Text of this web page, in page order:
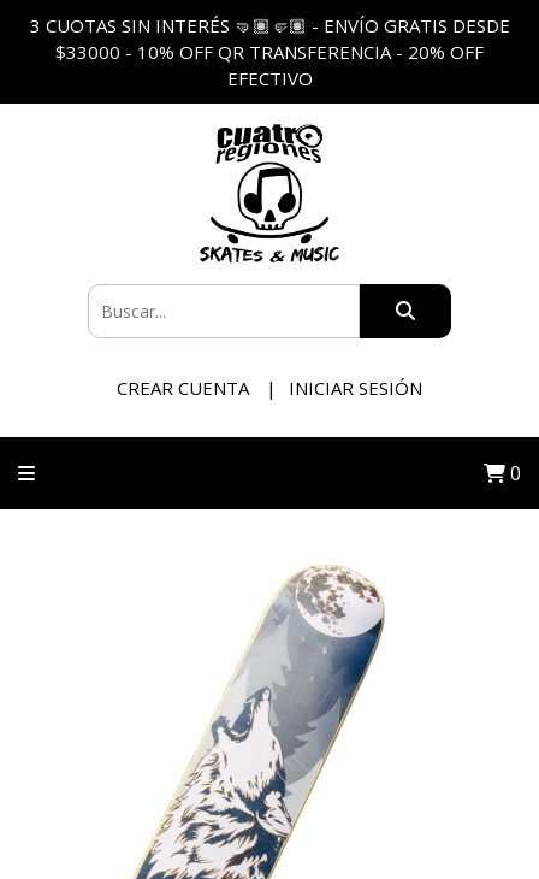
3 CUOTAS SIN INTERÉS 🤜🏽🤛🏽 - ENVÍO GRATIS DESDE
$33000 - 10% OFF QR TRANSFERENCIA - 20% OFF
EFECTIVO
CREAR CUENTA INICIAR SESIÓN
0